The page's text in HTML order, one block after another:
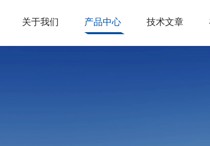
关于我们 产品中心 技术文章